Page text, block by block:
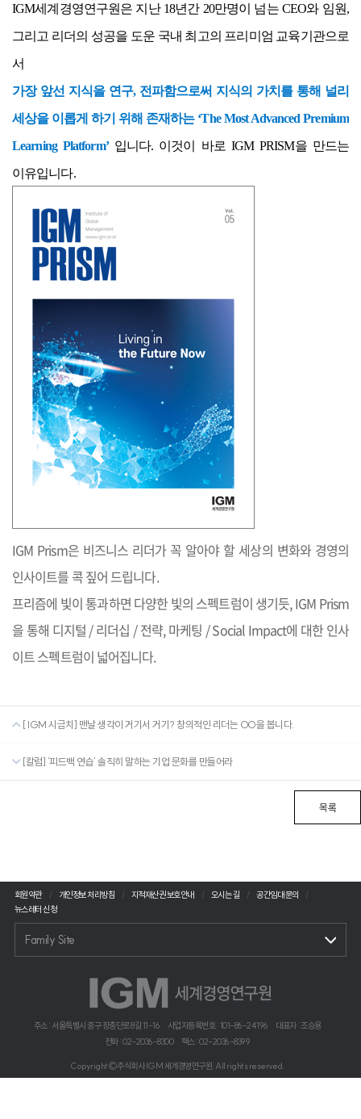
IGM세계경영연구원은 지난 18년간 20만명이 넘는 CEO와 임원,
그리고 리더의 성공을 도운 국내 최고의 프리미엄 교육기관으로
서
가장 앞선 지식을 연구, 전파함으로써 지식의 가치를 통해 널리
세상을 이롭게 하기 위해 존재하는 ‘The Most Advanced Premium
Learning Platform’ 입니다. 이것이 바로 IGM PRISM을 만드는
이유입니다.
IGM Prism은 비즈니스 리더가 꼭 알아야 할 세상의 변화와 경영의
인사이트를 콕 짚어 드립니다.
프리즘에 빛이 통과하면 다양한 빛의 스펙트럼이 생기듯, IGM Prism
을 통해 디지털 / 리더십 / 전략, 마케팅 / Social Impact에 대한 인사
이트 스펙트럼이 넓어집니다.
[ IGM 시금치] 맨날 생각이 거기서 거기? 창의적인 리더는 OO을 봅니다.
[칼럼] ‘피드백 연습’ 솔직히 말하는 기업 문화를 만들어라
목록
회원약관 개인정보 처리방침 지적재산권 보호안내 오시는 길
공간임대 문의
뉴스레터 신청
Family Site
주소 : 서울특별시 중구 장충단로 8길 11-16 사업자등록번호 : 101-86-24196
대표자 : 조승용
전화 : 02-2036-8300
팩스 : 02-2036-8399
Copyright©주식회사 IGM 세계경영연구원. All rights reserved.